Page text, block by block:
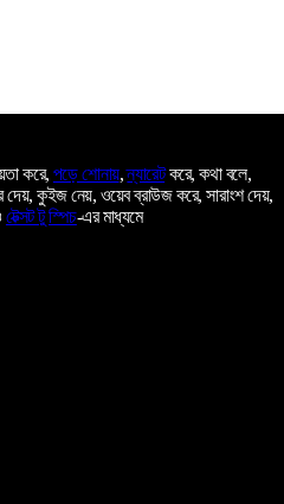
করে, পড়ে শোনায়,ন্যারেটকরে, কথা বলে,
দেয়, কুইজ নেয়, ওয়েব ব্রাউজ করে, সারাংশ দেয়,
টেক্সট টু স্পিচ-এর মাধ্যমে